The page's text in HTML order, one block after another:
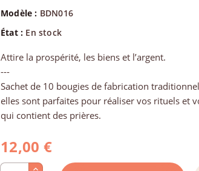
Modèle : BDN016
État : En stock
Attire la prospérité, les biens et l’argent.
---
Sachet de 10 bougies de fabrication
elles sont parfaites pour réaliser vos rituels et
qui contient des prières.
12,00 €